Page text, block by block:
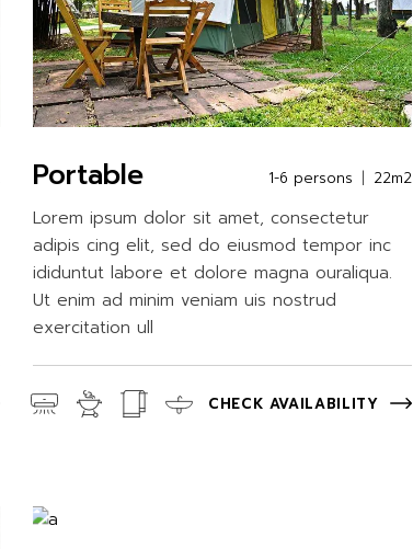
Portable 1-6 persons 22m2
Lorem ipsum dolor sit amet, consectetur
adipis cing elit, sed do eiusmod tempor inc
ididuntut labore et dolore magna ouraliqua.
Ut enim ad minim veniam uis nostrud
exercitation ull
CHECK AVAILABILITY